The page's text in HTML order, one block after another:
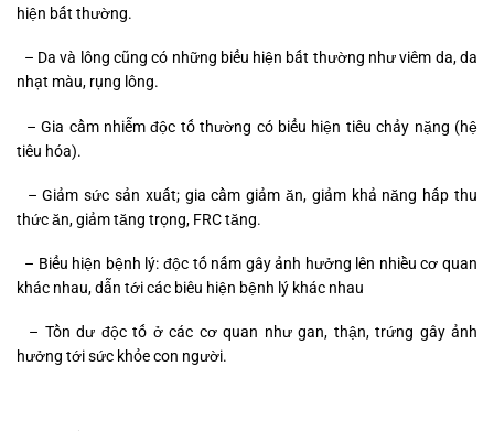
hiện bất thường.
– Da và lông cũng có những biểu hiện bất thường như viêm da, da
nhạt màu, rụng lông.
– Gia cầm nhiễm độc tố thường có biểu hiện tiêu chảy nặng (hệ
tiêu hóa).
– Giảm sức sản xuất; gia cầm giảm ăn, giảm khả năng hấp thu
thức ăn, giảm tăng trọng, FRC tăng.
– Biểu hiện bệnh lý: độc tố nấm gây ảnh hưởng lên nhiều cơ quan
khác nhau, dẫn tới các biêu hiện bệnh lý khác nhau
– Tồn dư độc tố ở các cơ quan như gan, thận, trứng gây ảnh
hưởng tới sức khỏe con người.